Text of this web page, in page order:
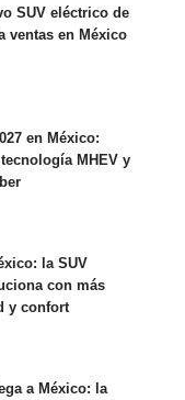
SUV eléctrico de
ventas en México
en México:
MHEV y
la SUV
con más
y confort
a México: la